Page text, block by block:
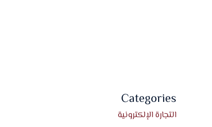
Categories
التجارة الإلكترونية